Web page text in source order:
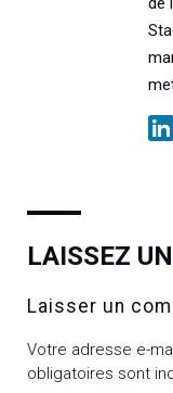
LAISSEZ
Laisser un
Votre adresse e-
obligatoires sont